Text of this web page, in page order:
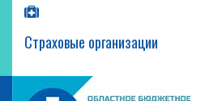
Страховые организации